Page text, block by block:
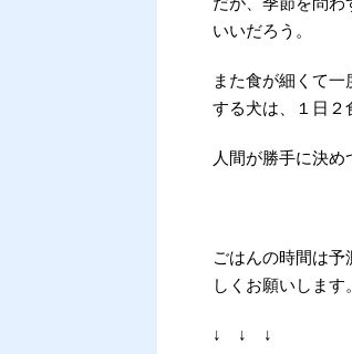
いいだろう。
また食が細くて
する犬は、１日２
人間が勝手に決め
ごはんの時間は
しくお願いします。
↓ ↓ ↓